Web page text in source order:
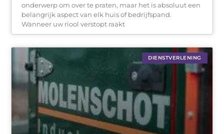
onderwerp om over te praten, maar het is absoluut een
belangrijk aspect van elk huis of bedrijfspand.
Wanneer uw riool verstopt raakt
DIENSTVERLENING